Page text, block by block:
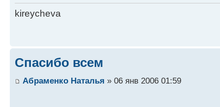
kireycheva
Спасибо всем
Абраменко Наталья » 06 янв 2006 01:59